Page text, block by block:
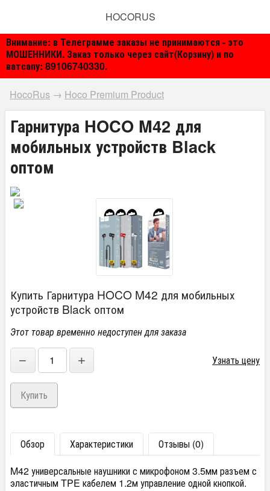
Внимание: в Телеграмме заказы не принимаются - это
МОШЕННИКИ. Заказ только через сайт(Корзину) и по
ватсапу: 89106740330.
HOCORUS
HocoRus → Hoco Premium Product
Гарнитура HOCO M42 для
мобильных устройств Black
оптом
Купить Гарнитура HOCO M42 для мобильных
устройств Black оптом
Этот товар временно недоступен для заказа
− + Узнать цену
Обзор Характеристики
Отзывы (0)
M42 универсальные наушники с микрофоном 3.5мм разъем с
эластичным TPE кабелем 1.2м управление одной кнопкой.